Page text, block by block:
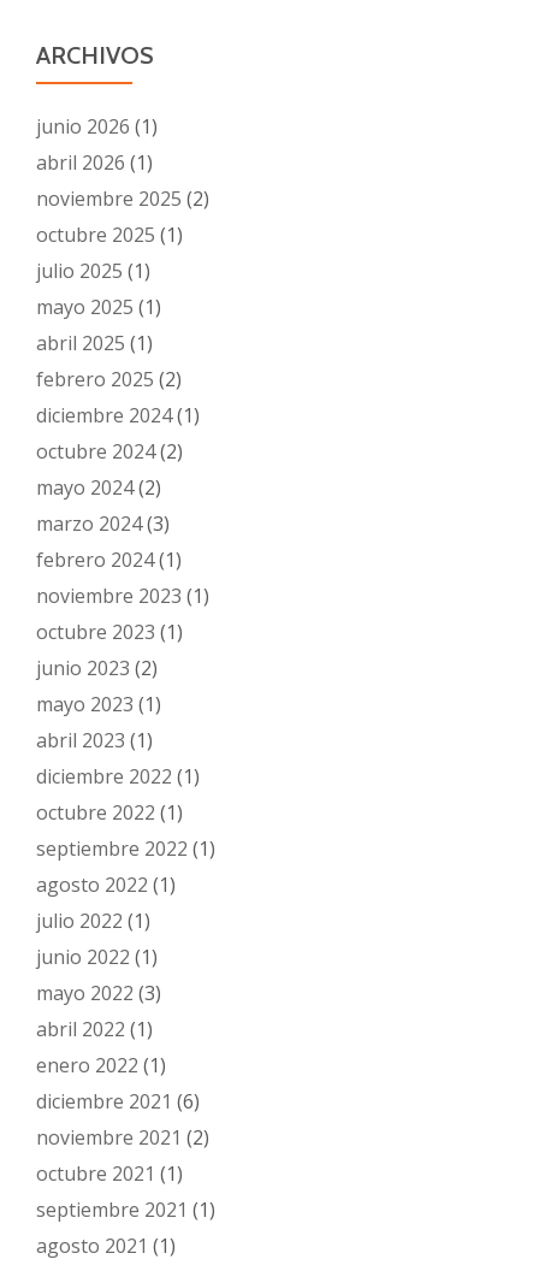
ARCHIVOS
junio 2026 (1)
abril 2026 (1)
noviembre 2025 (2)
octubre 2025 (1)
julio 2025 (1)
mayo 2025 (1)
abril 2025 (1)
febrero 2025 (2)
diciembre 2024(1)
octubre 2024(2)
mayo 2024(2)
marzo 2024(3)
febrero 2024(1)
noviembre 2023 (1)
octubre 2023 (1)
junio 2023 (2)
mayo 2023 (1)
abril 2023 (1)
diciembre 2022 (1)
octubre 2022 (1)
septiembre 2022 (1)
agosto 2022 (1)
julio 2022 (1)
junio 2022 (1)
mayo 2022 (3)
abril 2022 (1)
enero 2022 (1)
diciembre 2021 (6)
noviembre 2021 (2)
octubre 2021 (1)
septiembre 2021 (1)
agosto 2021 (1)